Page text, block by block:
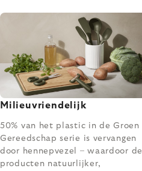
Milieuvriendelijk
50% van het plastic in de Groen
Gereedschap serie is vervangen
door hennepvezel – waardoor de
producten natuurlijker,